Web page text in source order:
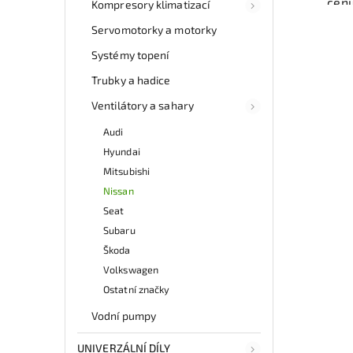
Kompresory klimatizací
Servomotorky a motorky
Systémy topení
Trubky a hadice
Ventilátory a sahary
Audi
Hyundai
Mitsubishi
Nissan
Seat
Subaru
Škoda
Volkswagen
Ostatní značky
Vodní pumpy
UNIVERZÁLNÍ DÍLY